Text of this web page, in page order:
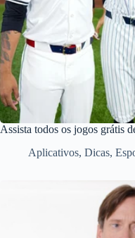
Assista todos os jogos grátis
Aplicativos, Dicas,